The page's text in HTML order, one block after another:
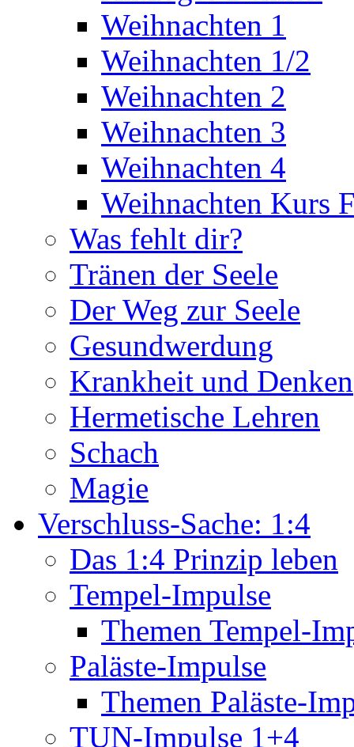
Weihnachten 1
Weihnachten 1/2
Weihnachten 2
Weihnachten 3
Weihnachten 4
Weihnachten Kurs
Was fehlt dir?
Tränen der Seele
Der Weg zur Seele
Gesundwerdung
Krankheit und Denken
Hermetische Lehren
Schach
Magie
Verschluss-Sache: 1:4
Das 1:4 Prinzip leben
Tempel-Impulse
Themen Tempel-
Paläste-Impulse
Themen Paläste-
TUN-Impulse 1+4